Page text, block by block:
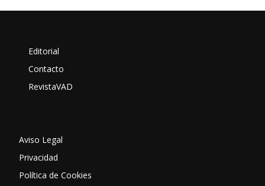
Editorial
Contacto
RevistaVAD
Aviso Legal
Privacidad
Política de Cookies